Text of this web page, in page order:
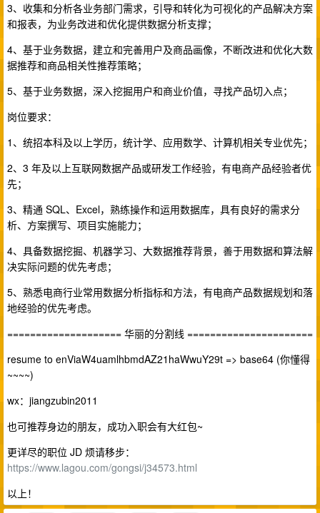
3、收集和分析各业务部门需求，引导和转化为可视化的产品解决方案
和报表，为业务改进和优化提供数据分析支撑；
4、基于业务数据，建立和完善用户及商品画像，不断改进和优化大数
据推荐和商品相关性推荐策略；
5、基于业务数据，深入挖掘用户和商业价值，寻找产品切入点；
岗位要求：
1、统招本科及以上学历，统计学、应用数学、计算机相关专业优先；
2、3 年及以上互联网数据产品或研发工作经验，有电商产品经验者优
先；
3、精通 SQL、Excel，熟练操作和运用数据库，具有良好的需求分
析、方案撰写、项目实施能力；
4、具备数据挖掘、机器学习、大数据推荐背景，善于用数据和算法解
决实际问题的优先考虑；
5、熟悉电商行业常用数据分析指标和方法，有电商产品数据规划和落
地经验的优先考虑。
==================== 华丽的分割线 ======================
resume to enViaW4uamlhbmdAZ21haWwuY29t => base64 (你懂得
~~~~)
wx：jiangzubin2011
也可推荐身边的朋友，成功入职会有大红包~
更详尽的职位 JD 烦请移步：
https://www.lagou.com/gongsi/j34573.html
以上！